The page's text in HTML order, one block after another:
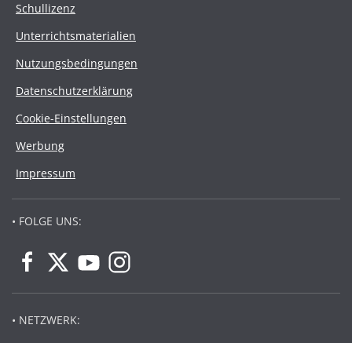
Schullizenz
Unterrichtsmaterialien
Nutzungsbedingungen
Datenschutzerklärung
Cookie-Einstellungen
Werbung
Impressum
• FOLGE UNS:
• NETZWERK: